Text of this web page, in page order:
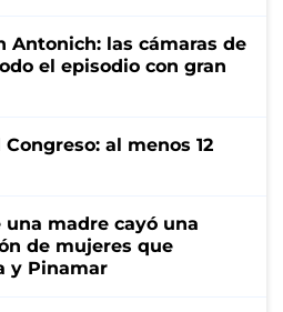
Antonich: las cámaras de
el episodio con gran
al menos 12
madre cayó una
de mujeres que
y Pinamar